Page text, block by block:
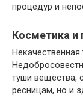
процедур и
Косметика и
туши вещества,
ресницам, но и